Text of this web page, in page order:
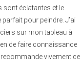
sont éclatantes et le
pour peindre. J’ai
sur mon tableau à
de faire connaissance
vivement ce